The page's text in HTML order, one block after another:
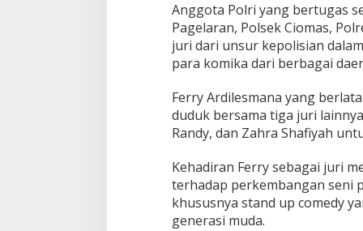
Anggota Polri yang bertugas
Pagelaran, Polsek Ciomas,
juri dari unsur kepolisian
para komika dari berbagai
Ferry Ardilesmana yang
duduk bersama tiga juri
Randy, dan Zahra Shafiyah
Kehadiran Ferry sebagai juri
terhadap perkembangan seni
khususnya stand up comedy
generasi muda.